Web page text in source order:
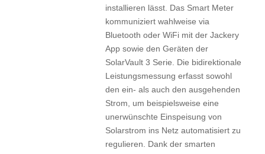
installieren lässt. Das Smart Meter
kommuniziert wahlweise via
Bluetooth oder WiFi mit der Jackery
App sowie den Geräten der
SolarVault 3 Serie. Die bidirektionale
Leistungsmessung erfasst sowohl
den ein- als auch den ausgehenden
Strom, um beispielsweise eine
unerwünschte Einspeisung von
Solarstrom ins Netz automatisiert zu
regulieren. Dank der smarten